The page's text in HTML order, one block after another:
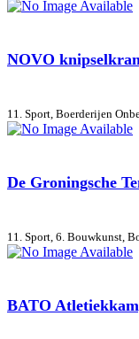
NOVO
11. Sport, Boerderijen
De Groningsche
11. Sport, 6. Bouwkunst,
BATO